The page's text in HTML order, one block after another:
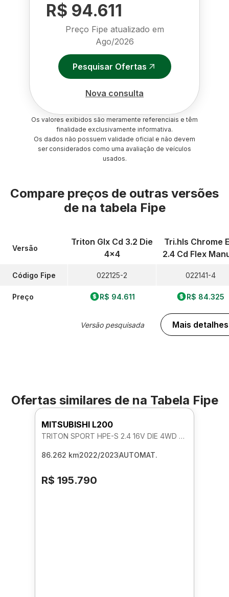
R$ 94.611
Preço Fipe atualizado em
Ago/2026
Pesquisar Ofertas
Nova consulta
Os valores exibidos são meramente referenciais e têm
finalidade exclusivamente informativa.
Os dados não possuem validade oficial e não devem
ser considerados como uma avaliação de veículos
usados.
Compare preços de outras versões
de na tabela Fipe
Versão
Código Fipe
Preço
Triton Glx Cd 3.2 Die
4x4
022125-2
R$ 94.611
Versão pesquisada
Tri.hls Chrome
2.4 Cd Flex
022141-4
R$ 84.325
Mais detalhes
Ofertas similares de na Tabela Fipe
MITSUBISHI L200
TRITON SPORT HPE-S 2.4 16V DIE 4WD AUTOMATICO
86.262 km2022/2023AUTOMAT.
R$ 195.790